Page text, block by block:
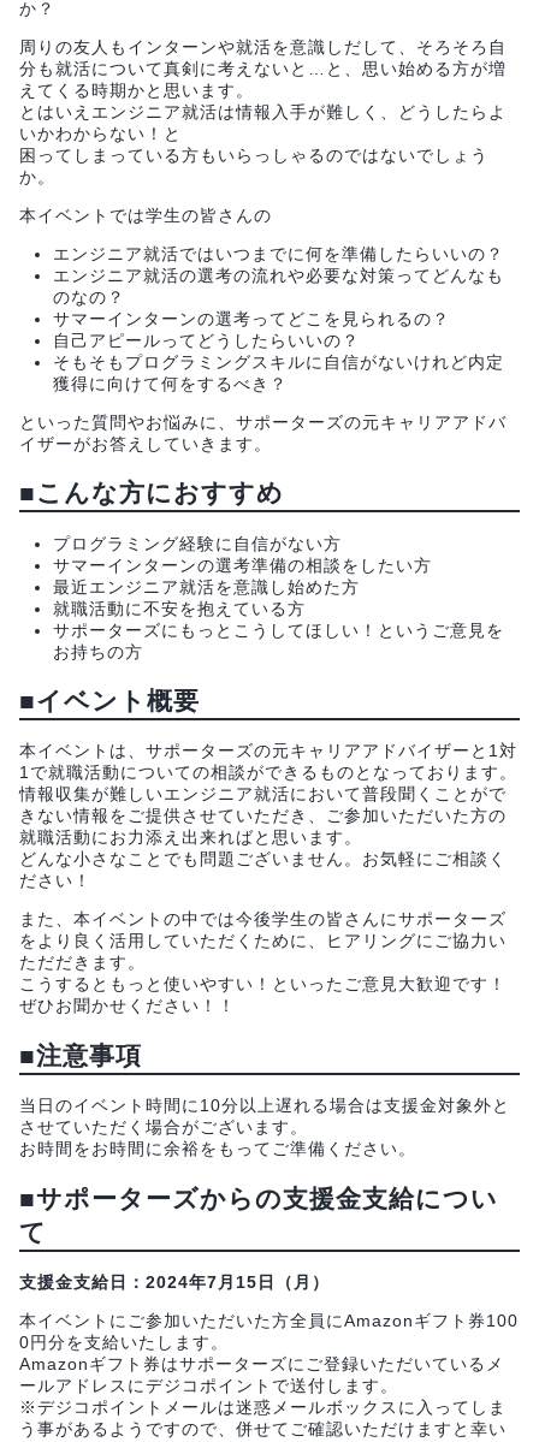
か？
周りの友人もインターンや就活を意識しだして、そろそろ自
分も就活について真剣に考えないと…と、思い始める方が増
えてくる時期かと思います。
とはいえエンジニア就活は情報入手が難しく、どうしたらよ
いかわからない！と
困ってしまっている方もいらっしゃるのではないでしょう
か。
本イベントでは学生の皆さんの
エンジニア就活ではいつまでに何を準備したらいいの？
エンジニア就活の選考の流れや必要な対策ってどんなも
のなの？
サマーインターンの選考ってどこを見られるの？
自己アピールってどうしたらいいの？
そもそもプログラミングスキルに自信がないけれど内定
獲得に向けて何をするべき？
といった質問やお悩みに、サポーターズの元キャリアアドバ
イザーがお答えしていきます。
■こんな方におすすめ
プログラミング経験に自信がない方
サマーインターンの選考準備の相談をしたい方
最近エンジニア就活を意識し始めた方
就職活動に不安を抱えている方
サポーターズにもっとこうしてほしい！というご意見を
お持ちの方
■イベント概要
本イベントは、サポーターズの元キャリアアドバイザーと1対
1で就職活動についての相談ができるものとなっております。
情報収集が難しいエンジニア就活において普段聞くことがで
きない情報をご提供させていただき、ご参加いただいた方の
就職活動にお力添え出来ればと思います。
どんな小さなことでも問題ございません。お気軽にご相談く
ださい！
また、本イベントの中では今後学生の皆さんにサポーターズ
をより良く活用していただくために、ヒアリングにご協力い
ただだきます。
こうするともっと使いやすい！といったご意見大歓迎です！
ぜひお聞かせください！！
■注意事項
当日のイベント時間に10分以上遅れる場合は支援金対象外と
させていただく場合がございます。
お時間をお時間に余裕をもってご準備ください。
■サポーターズからの支援金支給につい
て
支援金支給日：2024年7月15日（月）
本イベントにご参加いただいた方全員にAmazonギフト券100
0円分を支給いたします。
Amazonギフト券はサポーターズにご登録いただいているメ
ールアドレスにデジコポイントで送付します。
※デジコポイントメールは迷惑メールボックスに入ってしま
う事があるようですので、併せてご確認いただけますと幸い